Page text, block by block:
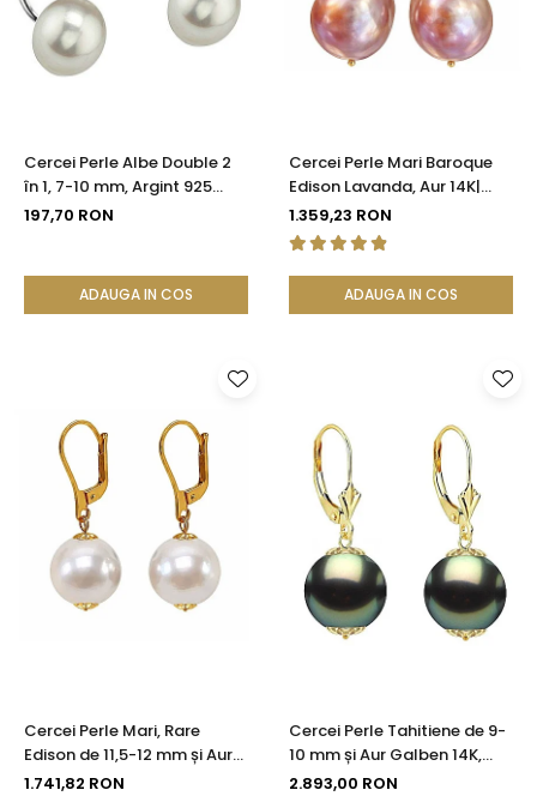
Seturi Perle cu Argint
Brățări cu Perle
Pandantive cu Perle
Cercei Perle Albe Double 2
în 1, 7-10 mm, Argint 925
Placat cu Platină |
197,70 RON
ADAUGA IN COS
Cercei Perle Mari Baroque
Edison Lavanda, Aur 14K|
KASKADDA®
1.359,23 RON
ADAUGA IN COS
Cercei Perle Mari, Rare
Edison de 11,5-12 mm și Aur
Galben 14K, Bijuterie de
1.741,82 RON
Cercei Perle Tahitiene de 9-
10 mm și Aur Galben 14K,
Forma Rotundă |
2.893,00 RON